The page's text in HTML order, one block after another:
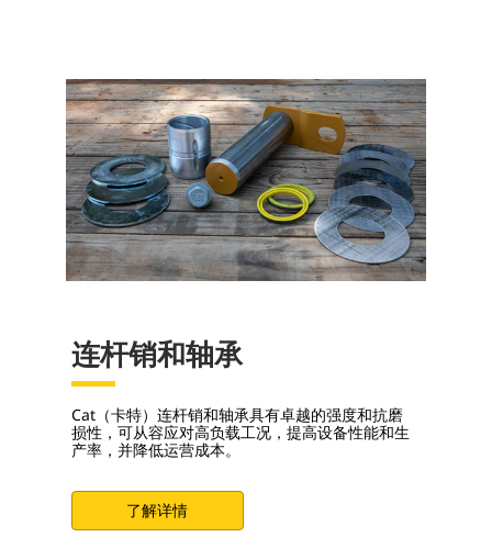
连杆销和轴承
Cat（卡特）连杆销和轴承具有卓越的强度和抗磨
损性，可从容应对高负载工况，提高设备性能和生
产率，并降低运营成本。
了解详情